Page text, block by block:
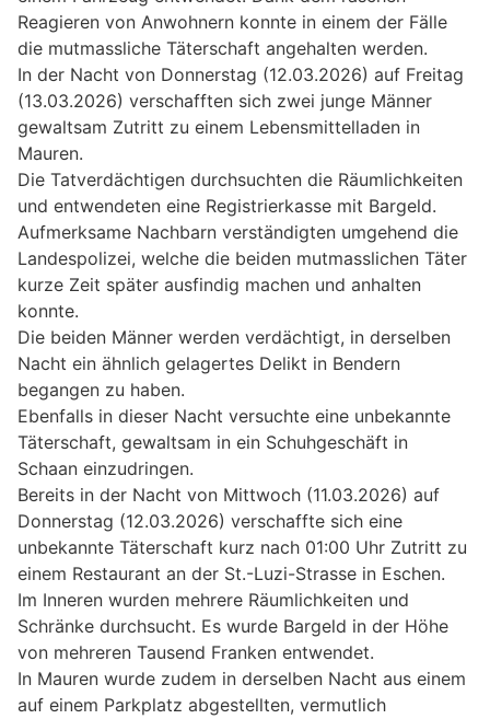
Reagieren von Anwohnern konnte in einem der Fälle
die mutmassliche Täterschaft angehalten werden.
In der Nacht von Donnerstag (12.03.2026) auf Freitag
(13.03.2026) verschafften sich zwei junge Männer
gewaltsam Zutritt zu einem Lebensmittelladen in
Mauren.
Die Tatverdächtigen durchsuchten die Räumlichkeiten
und entwendeten eine Registrierkasse mit Bargeld.
Aufmerksame Nachbarn verständigten umgehend die
Landespolizei, welche die beiden mutmasslichen Täter
kurze Zeit später ausfindig machen und anhalten
konnte.
Die beiden Männer werden verdächtigt, in derselben
Nacht ein ähnlich gelagertes Delikt in Bendern
begangen zu haben.
Ebenfalls in dieser Nacht versuchte eine unbekannte
Täterschaft, gewaltsam in ein Schuhgeschäft in
Schaan einzudringen.
Bereits in der Nacht von Mittwoch (11.03.2026) auf
Donnerstag (12.03.2026) verschaffte sich eine
unbekannte Täterschaft kurz nach 01:00 Uhr Zutritt zu
einem Restaurant an der St.-Luzi-Strasse in Eschen.
Im Inneren wurden mehrere Räumlichkeiten und
Schränke durchsucht. Es wurde Bargeld in der Höhe
von mehreren Tausend Franken entwendet.
In Mauren wurde zudem in derselben Nacht aus einem
auf einem Parkplatz abgestellten, vermutlich